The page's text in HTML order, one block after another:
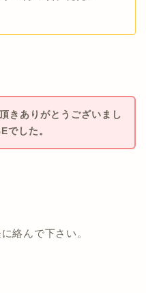
きありがとうございまし
でした。
絡んで下さい。